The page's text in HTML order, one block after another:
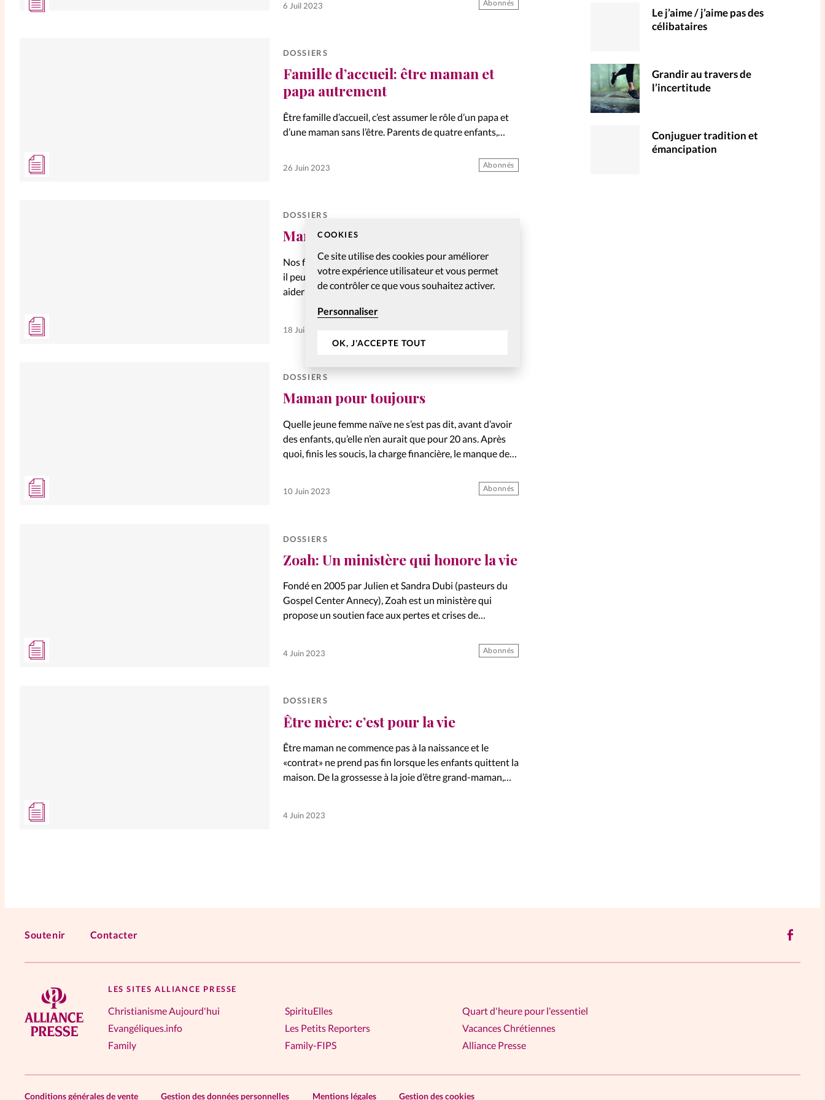
COOKIES
Ce site utilise des cookies pour améliorer
votre expérience utilisateur et vous permet
de contrôler ce que vous souhaitez activer.
Personnaliser
OK, J'ACCEPTE TOUT
6 Juil 2023 Abonnés
DOSSIERS
Famille d’accueil: être maman et
papa autrement
Être famille d’accueil, c’est assumer le rôle d’un papa et
d’une maman sans l’être. Parents de quatre enfants,
Monique et Patrick Gasser (photo en médaillon) nous
26 Juin 2023 Abonnés
DOSSIERS
Mamans de garçons
Nos fils sont les hommes de demain. En tant que femme,
il peut nous arriver de nous demander comment les
aider à devenir ces hommes, maris et pères au caractère
solide. Quelques pistes de Meg…
18 Juin 2023
DOSSIERS
Maman pour toujours
Quelle jeune femme naïve ne s’est pas dit, avant d’avoir
des enfants, qu’elle n’en aurait que pour 20 ans. Après
quoi, finis les soucis, la charge financière, le manque de
10 Juin 2023 Abonnés
DOSSIERS
Zoah: Un ministère qui honore la vie
Fondé en 2005 par Julien et Sandra Dubi (pasteurs du
Gospel Center Annecy), Zoah est un ministère qui
propose un soutien face aux pertes et crises de
4 Juin 2023 Abonnés
DOSSIERS
Être mère: c’est pour la vie
Être maman ne commence pas à la naissance et le
«contrat» ne prend pas fin lorsque les enfants quittent la
maison. De la grossesse à la joie d’être grand-maman,
4 Juin 2023
Le j’aime / j’aime pas des
célibataires
Grandir au travers de
l’incertitude
Conjuguer tradition et
émancipation
Soutenir Contacter
LES SITES ALLIANCE PRESSE
Christianisme Aujourd'hui
Evangéliques.info
Family
SpirituElles
Les Petits Reporters
Family-FIPS
Quart d'heure pour l'essentiel
Vacances Chrétiennes
Alliance Presse
Conditions générales de vente Gestion des données personnelles Mentions légales Gestion des cookies